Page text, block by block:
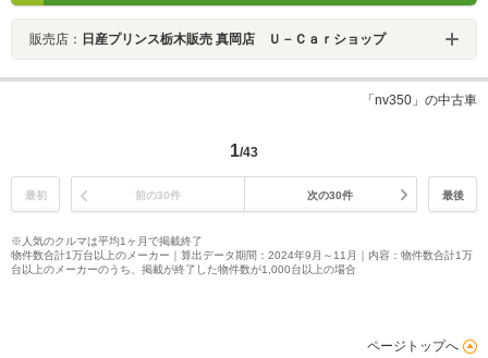
販売店： 日産プリンス栃木販売 真岡店 Ｕ－Ｃａｒショップ
「nv350」の中古車
1/43
最初 前の30件 次の30件 最後
※人気のクルマは平均1ヶ月で掲載終了
物件数合計1万台以上のメーカー｜算出データ期間：2024年9月～11月｜内容：物件数合計1万
台以上のメーカーのうち、掲載が終了した物件数が1,000台以上の場合
ページトップへ